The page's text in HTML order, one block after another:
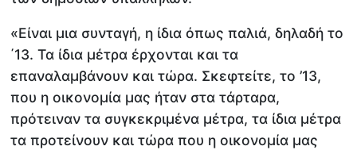
«Είναι μια συνταγή, η ίδια όπως παλιά, δηλαδή το
΄13. Τα ίδια μέτρα έρχονται και τα
επαναλαμβάνουν και τώρα. Σκεφτείτε, το ’13,
που η οικονομία μας ήταν στα τάρταρα,
πρότειναν τα συγκεκριμένα μέτρα, τα ίδια μέτρα
τα προτείνουν και τώρα που η οικονομία μας